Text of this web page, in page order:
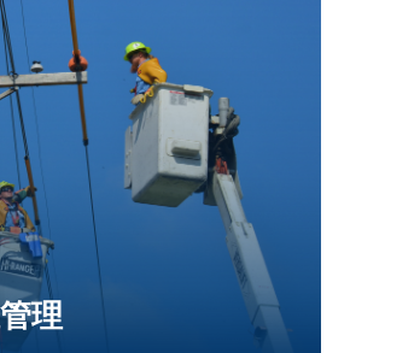
理
录，并跟踪运维记录，对
线上考核管理的效果。
management